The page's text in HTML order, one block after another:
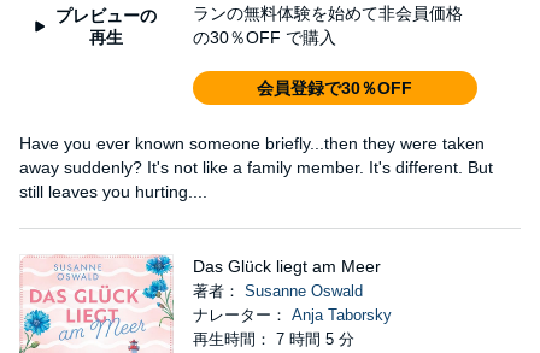
プレビューの
再生
ランの無料体験を始めて非会員価格
の30％OFF で購入
会員登録で30％OFF
Have you ever known someone briefly...then they were taken
away suddenly? It's not like a family member. It's different. But
still leaves you hurting....
Das Glück liegt am Meer
著者： Susanne Oswald
ナレーター： Anja Taborsky
再生時間： 7 時間 5 分